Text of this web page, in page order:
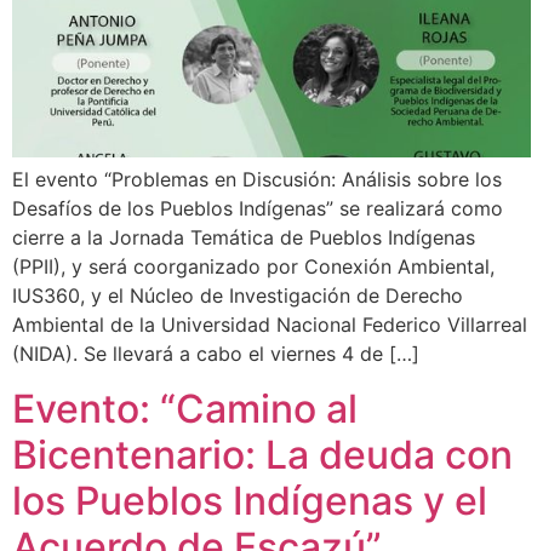
El evento “Problemas en Discusión: Análisis sobre los
Desafíos de los Pueblos Indígenas” se realizará como
cierre a la Jornada Temática de Pueblos Indígenas
(PPII), y será coorganizado por Conexión Ambiental,
IUS360, y el Núcleo de Investigación de Derecho
Ambiental de la Universidad Nacional Federico Villarreal
(NIDA). Se llevará a cabo el viernes 4 de […]
Evento: “Camino al
Bicentenario: La deuda con
los Pueblos Indígenas y el